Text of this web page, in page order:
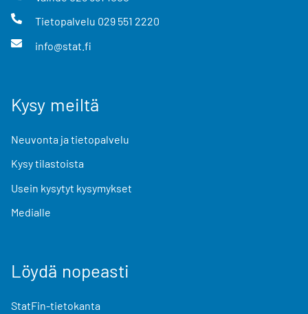
Tietopalvelu 029 551 2220
info@stat.fi
Kysy meiltä
Neuvonta ja tietopalvelu
Kysy tilastoista
Usein kysytyt kysymykset
Medialle
Löydä nopeasti
StatFin-tietokanta